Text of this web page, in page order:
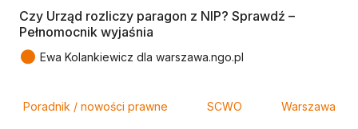
Czy Urząd rozliczy paragon z NIP? Sprawdź –
Pełnomocnik wyjaśnia
● Ewa Kolankiewicz dla warszawa.ngo.pl
Poradnik / nowości prawne SCWO Warszawa